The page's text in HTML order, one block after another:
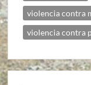
violencia contra
violencia contra